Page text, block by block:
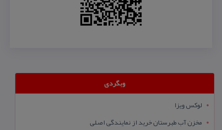
وبگردی
لوکس ویزا
مخزن آب طبرستان خرید از نمایندگی اصلی